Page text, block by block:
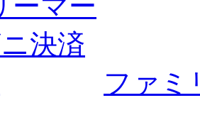
ファミ